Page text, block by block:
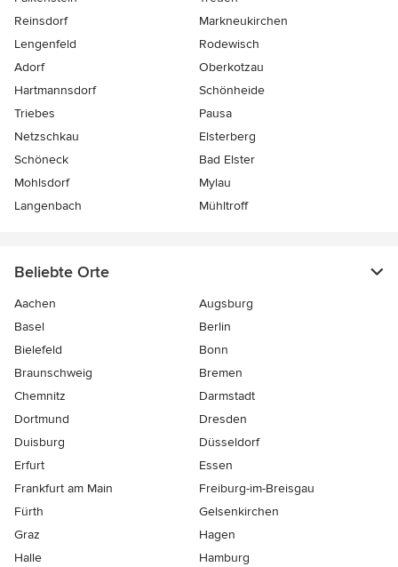
Reinsdorf
Markneukirchen
Lengenfeld
Rodewisch
Adorf
Oberkotzau
Hartmannsdorf
Schönheide
Triebes
Pausa
Netzschkau
Elsterberg
Schöneck
Bad Elster
Mohlsdorf
Mylau
Langenbach
Mühltroff
Beliebte Orte
Aachen
Augsburg
Basel
Berlin
Bielefeld
Bonn
Braunschweig
Bremen
Chemnitz
Darmstadt
Dortmund
Dresden
Duisburg
Düsseldorf
Erfurt
Essen
Frankfurt am Main
Freiburg-im-Breisgau
Fürth
Gelsenkirchen
Graz
Hagen
Halle
Hamburg